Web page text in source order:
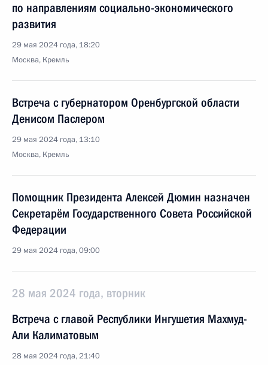
по направлениям социально-экономического
развития
29 мая 2024 года, 18:20
Москва, Кремль
Встреча с губернатором Оренбургской области
Денисом Паслером
29 мая 2024 года, 13:10
Москва, Кремль
Помощник Президента Алексей Дюмин назначен
Секретарём Государственного Совета Российской
Федерации
29 мая 2024 года, 09:00
28 мая 2024 года, вторник
Встреча с главой Республики Ингушетия Махмуд-
Али Калиматовым
28 мая 2024 года, 21:40